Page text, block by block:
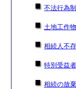
不法行為
土地工作
相続人不
特別受益
相続の放